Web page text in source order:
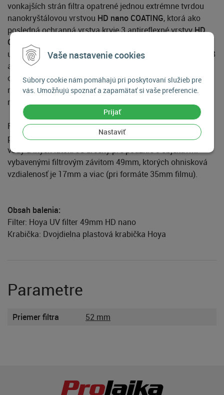
Vaše nastavenie cookies
Súbory cookie nám pomáhajú pri poskytovaní služieb pre
vás. Umožňujú spoznať a zapamätať si vaše preferencie.
Prijať
Nastaviť
vonkajších strán filtra opatrené jednou extrémne tvrdou
nanokryštálovou vrstvou HD nano COATING, ktorá ako
posledná ochranná vrstva kryje 3 antireflexné vrstvyHD
COATING
usmernenie dopadu lúčov svetla. Filter tak má dokopy až 8
antireflexných vrstiev, ktoré spolu s lakovaním po hranách
optického skla zabezpečujú vysokú ochranu filtra proti
nepriaznivým vplyvom prostredia (chemickým,
mechanickým) a proti parazitným svetelným lúčom.
Filter je mimoriadne odolný voči mechanickému
poškodeniu, znečisteniu mastnotou a chemickým účinkom
vody a iných látok. Je určený pre použitie s objektívmi
vybavenými filtrovým závitom 49mm, ktorých ohnisková
vzdialenosť je 17mm a viac (pri formáte 35mm filmu).
Obsah balenia:
Filter: Hoya UV filter 49mm HD nano
Krabička: Dvojdielna plastová krabička Hoya
Parametre
Priemer filtra 52 mm